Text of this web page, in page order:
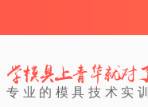
专业的模具技术实训